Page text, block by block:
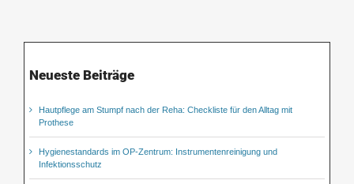
Neueste Beiträge
Hautpflege am Stumpf nach der Reha: Checkliste für den Alltag mit
Prothese
Hygienestandards im OP-Zentrum: Instrumentenreinigung und
Infektionsschutz